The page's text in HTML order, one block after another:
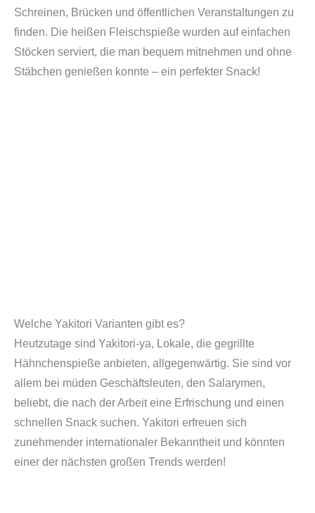
Schreinen, Brücken und öffentlichen Veranstaltungen zu
finden. Die heißen Fleischspieße wurden auf einfachen
Stöcken serviert, die man bequem mitnehmen und ohne
Stäbchen genießen konnte – ein perfekter Snack!
Welche Yakitori Varianten gibt es?
Heutzutage sind Yakitori-ya, Lokale, die gegrillte
Hähnchenspieße anbieten, allgegenwärtig. Sie sind vor
allem bei müden Geschäftsleuten, den Salarymen,
beliebt, die nach der Arbeit eine Erfrischung und einen
schnellen Snack suchen. Yakitori erfreuen sich
zunehmender internationaler Bekanntheit und könnten
einer der nächsten großen Trends werden!